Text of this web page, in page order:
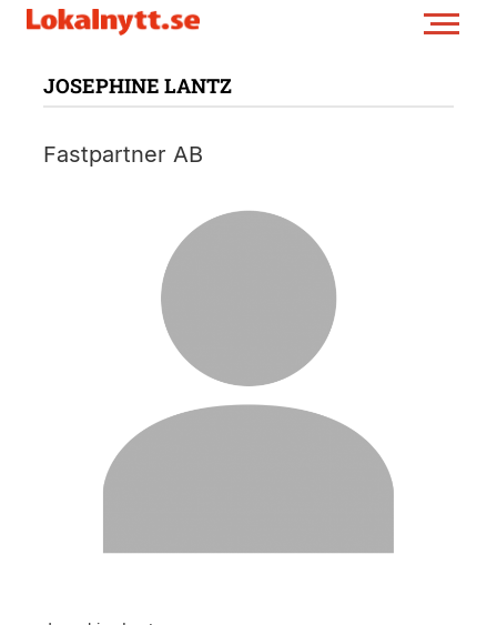
JOSEPHINE LANTZ
Fastpartner AB